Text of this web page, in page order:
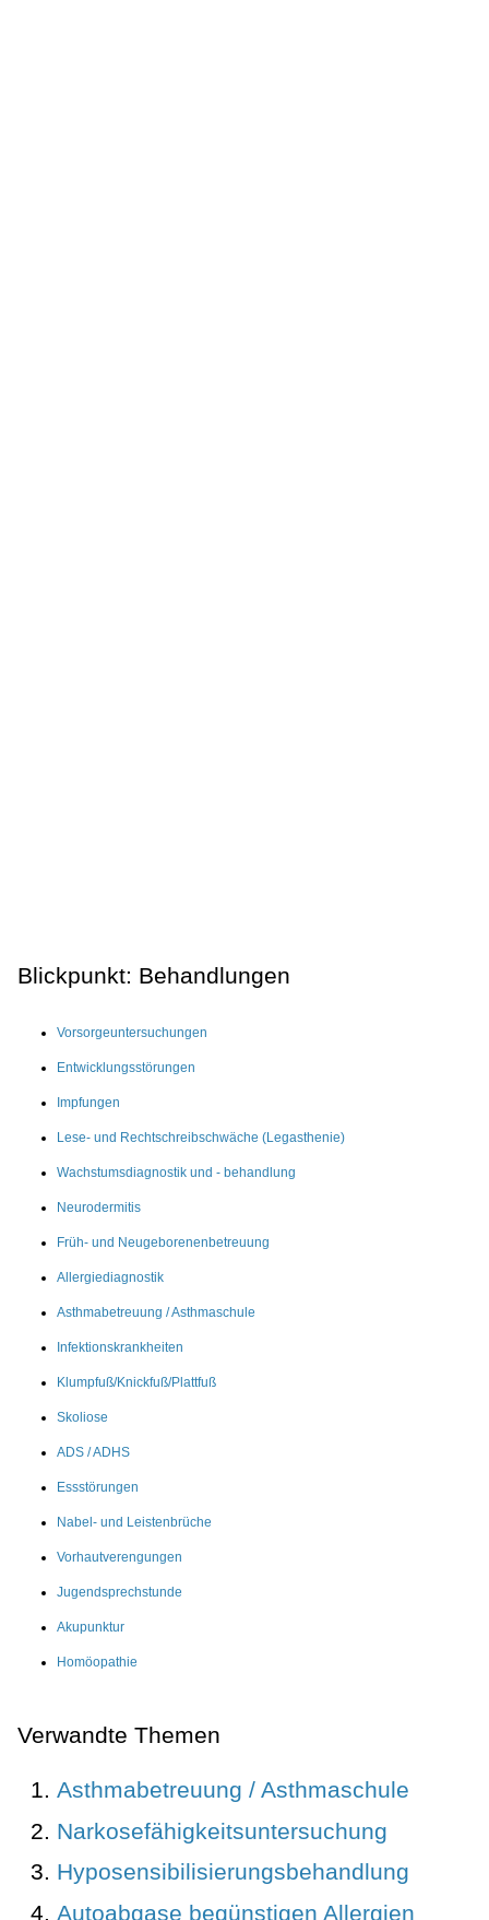
Blickpunkt: Behandlungen
Vorsorgeuntersuchungen
Entwicklungsstörungen
Impfungen
Lese- und Rechtschreibschwäche (Legasthenie)
Wachstumsdiagnostik und - behandlung
Neurodermitis
Früh- und Neugeborenenbetreuung
Allergiediagnostik
Asthmabetreuung / Asthmaschule
Infektionskrankheiten
Klumpfuß/Knickfuß/Plattfuß
Skoliose
ADS / ADHS
Essstörungen
Nabel- und Leistenbrüche
Vorhautverengungen
Jugendsprechstunde
Akupunktur
Homöopathie
Verwandte Themen
Asthmabetreuung / Asthmaschule
Narkosefähigkeitsuntersuchung
Hyposensibilisierungsbehandlung
Autoabgase begünstigen Allergien